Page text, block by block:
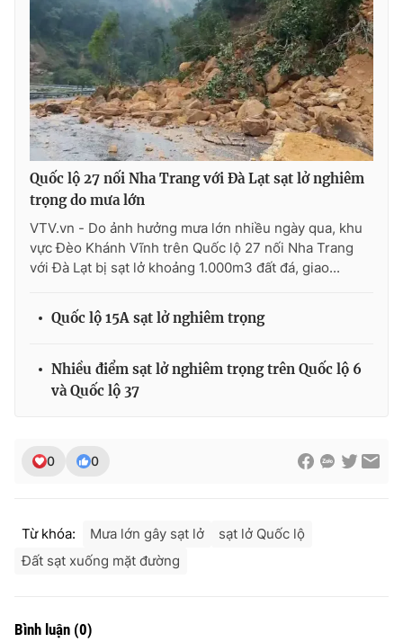
THỜI BÁO VTV
Theo dõi báo trên
Cơ quan chủ quản:Đài Truyền hình Việt Nam
Cơ quan báo chí:Thời báo VTV
Giấy phép hoạt động báo in và báo điện tử số 483/GP-BTTTT
Tổng Biên tập: Vũ Thanh Thủy
Nguyễn Trọng Ninh
Tổng đài VTV:024.38 355 931 - 024.38 355 932
Liên hệ quảng cáo:
Quốc lộ 27 nối Nha Trang với Đà Lạt sạt lở nghiêm
trọng do mưa lớn
VTV.vn - Do ảnh hưởng mưa lớn nhiều ngày qua, khu
vực Đèo Khánh Vĩnh trên Quốc lộ 27 nối Nha Trang
với Đà Lạt bị sạt lở khoảng 1.000m3 đất đá, giao...
Quốc lộ 15A sạt lở nghiêm trọng
Nhiều điểm sạt lở nghiêm trọng trên Quốc lộ 6
và Quốc lộ 37
0 0
Từ khóa: Mưa lớn gây sạt lở
sạt lở Quốc lộ
Đất sạt xuống mặt đường
Bình luận (0)